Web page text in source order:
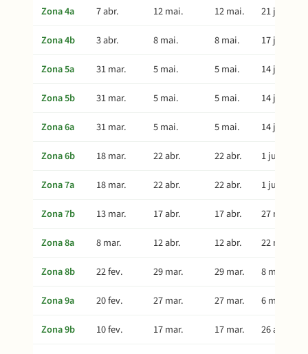
Zona 4a
7 abr. 12 mai. 12 mai.
21 jun.
Zona 4b
3 abr. 8 mai. 8 mai.
17 jun.
Zona 5a
31 mar. 5 mai. 5 mai.
14 jun.
Zona 5b
31 mar. 5 mai. 5 mai.
14 jun.
Zona 6a
31 mar. 5 mai. 5 mai.
14 jun.
Zona 6b
18 mar. 22 abr. 22 abr.
1 jun.
Zona 7a
18 mar. 22 abr. 22 abr.
1 jun.
Zona 7b
13 mar. 17 abr. 17 abr.
27 mai.
Zona 8a
8 mar. 12 abr. 12 abr.
22 mai.
Zona 8b
22 fev. 29 mar. 29 mar.
8 mai.
Zona 9a
20 fev. 27 mar. 27 mar.
6 mai.
Zona 9b
10 fev. 17 mar. 17 mar.
26 abr.